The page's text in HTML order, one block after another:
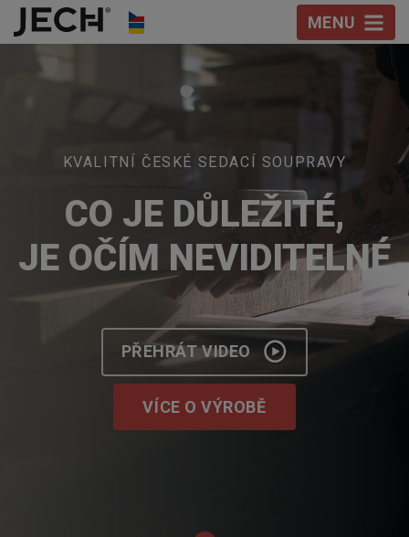
Přeskočit na obsah
MENU
Kvalitní sedací soupravy a
KVALITNÍ ČESKÉ SEDACÍ SOUPRAVY
CO JE DŮLEŽITÉ,
JE OČÍM NEVIDITELNÉ
PŘEHRÁT VIDEO
VÍCE O VÝROBĚ